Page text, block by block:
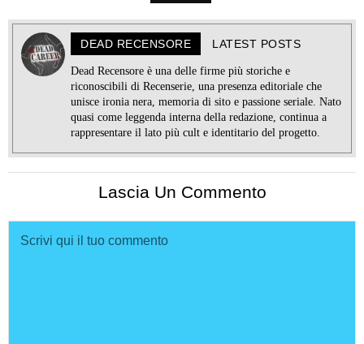
DEAD RECENSORE LATEST POSTS
Dead Recensore è una delle firme più storiche e
riconoscibili di Recenserie, una presenza editoriale che
unisce ironia nera, memoria di sito e passione seriale. Nato
quasi come leggenda interna della redazione, continua a
rappresentare il lato più cult e identitario del progetto.
Lascia Un Commento